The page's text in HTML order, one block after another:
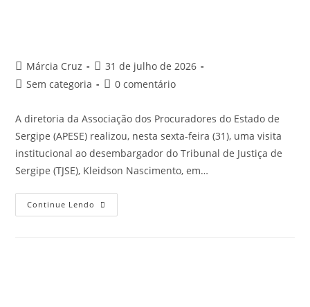
Márcia Cruz
31 de julho de 2026
Sem categoria
0 comentário
A diretoria da Associação dos Procuradores do Estado de
Sergipe (APESE) realizou, nesta sexta-feira (31), uma visita
institucional ao desembargador do Tribunal de Justiça de
Sergipe (TJSE), Kleidson Nascimento, em…
Continue Lendo